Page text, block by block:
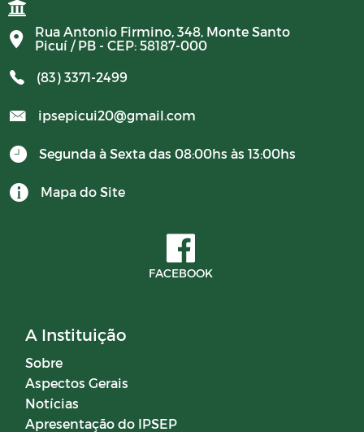
Rua Antonio Firmino, 348, Monte Santo
Picuí / PB - CEP: 58187-000
(83) 3371-2499
ipsepicui20@gmail.com
Segunda à Sexta das 08:00hs às 13:00hs
Mapa do Site
FACEBOOK
A Instituição
Sobre
Aspectos Gerais
Notícias
Apresentação do IPSEP